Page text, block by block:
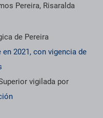
Pereira, Risaralda
de Pereira
2021, con vigencia de
vigilada por